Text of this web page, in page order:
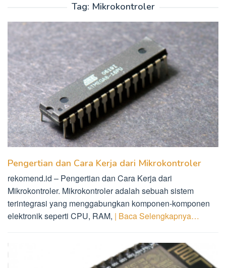
Tag: Mikrokontroler
Pengertian dan Cara Kerja dari Mikrokontroler
rekomend.id – Pengertian dan Cara Kerja dari
Mikrokontroler. Mikrokontroler adalah sebuah sistem
terintegrasi yang menggabungkan komponen-komponen
elektronik seperti CPU, RAM, | Baca Selengkapnya…